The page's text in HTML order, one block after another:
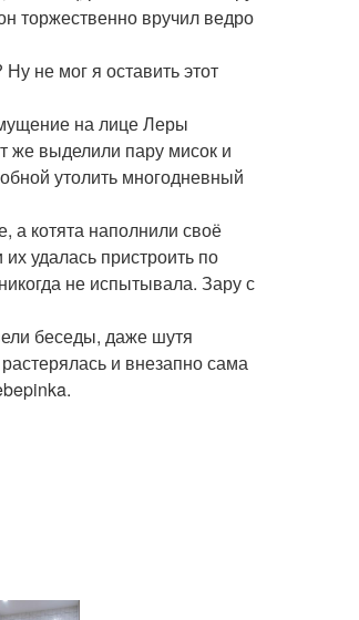
торжественно вручил ведро
не мог я оставить этот
на лице Леры
же выделили пару мисок и
утолить многодневный
а котята наполнили своё
удалась пристроить по
не испытывала. Зару с
беседы, даже шутя
и внезапно сама